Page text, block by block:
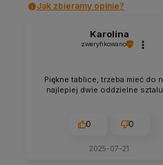
Jak zbieramy opinie?
Karolina
zweryfikowano
Piękne tablice, trzeba mieć do
najlepiej dwie oddzielne
0 0
2025-07-21